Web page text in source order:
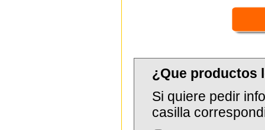
¿Que productos
Si quiere pedir
casilla